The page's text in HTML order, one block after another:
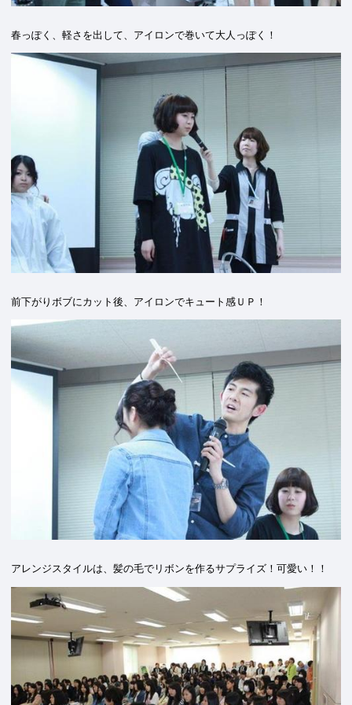
春っぽく、軽さを出して、アイロンで巻いて大人っぽく！
前下がりボブにカット後、アイロンでキュート感ＵＰ！
アレンジスタイルは、髪の毛でリボンを作るサプライズ！可愛い！！